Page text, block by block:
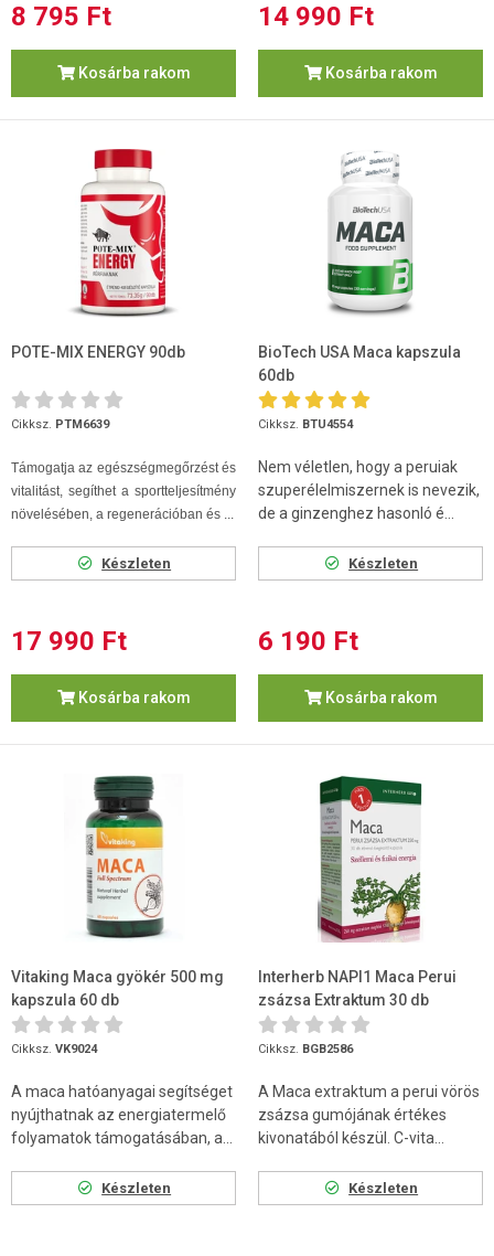
8 795 Ft
Kosárba rakom
14 990 Ft
Kosárba rakom
POTE-MIX ENERGY 90db
Cikksz. PTM6639
Támogatja az egészségmegőrzést és
vitalitást, segíthet a sportteljesítmény
növelésében, a regenerációban és ...
Készleten
17 990 Ft
Kosárba rakom
BioTech USA Maca kapszula
60db
Cikksz. BTU4554
Nem véletlen, hogy a peruiak
szuperélelmiszernek is nevezik,
de a ginzenghez hasonló é...
Készleten
6 190 Ft
Kosárba rakom
Vitaking Maca gyökér 500 mg
kapszula 60 db
Cikksz. VK9024
A maca hatóanyagai segítséget
nyújthatnak az energiatermelő
folyamatok támogatásában, a...
Készleten
Interherb NAPI1 Maca Perui
zsázsa Extraktum 30 db
Cikksz. BGB2586
A Maca extraktum a perui vörös
zsázsa gumójának értékes
kivonatából készül. C-vita...
Készleten